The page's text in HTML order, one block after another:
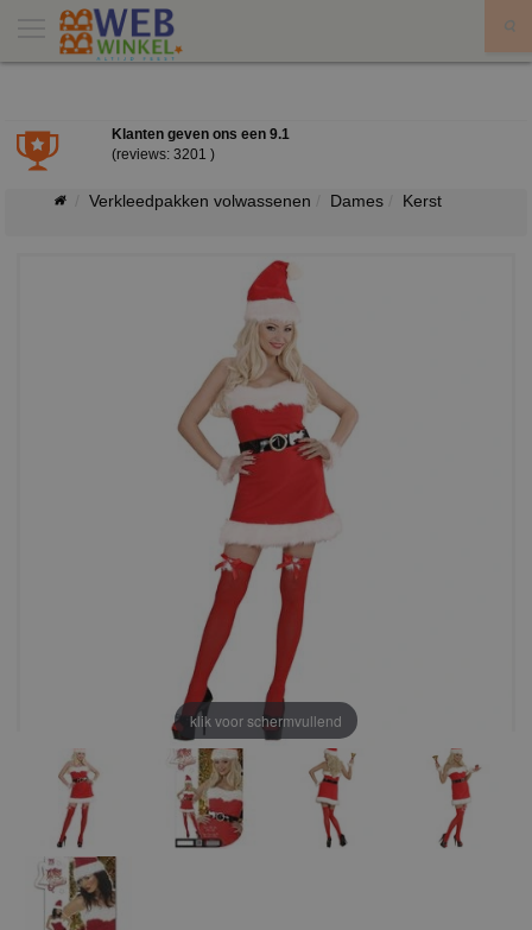
Klanten geven ons een 9.1
(reviews: 3201 )
Verkleedpakken volwassenen Dames Kerst
klik voor schermvullend